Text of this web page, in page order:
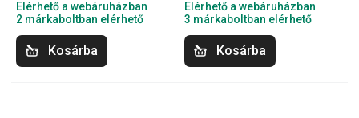
Elérhető a webáruházban
2 márkaboltban elérhető
Kosárba
Elérhető a webáruházban
3 márkaboltban elérhető
Kosárba